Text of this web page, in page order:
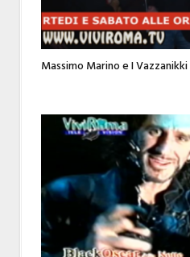
Massimo Marino e I